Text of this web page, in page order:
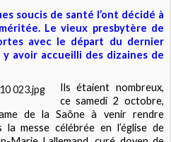
soucis de santé l’ont décidé à
Le vieux presbytère de
avec le départ du dernier
avoir accueilli des dizaines de
Ils étaient nombreux,
ce samedi 2 octobre,
de la Saône à venir rendre
messe célébrée en l’église de